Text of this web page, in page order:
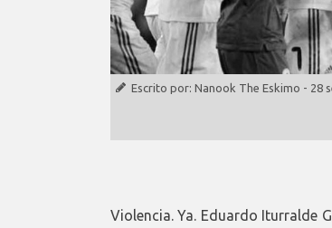
Escrito por: Nanook The Eskimo - 28
Violencia. Ya. Eduardo Iturralde